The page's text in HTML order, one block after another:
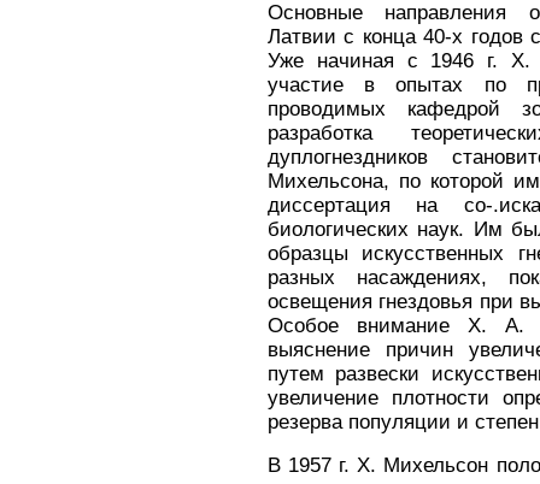
Основные направления
Латвии с конца 40-х
Уже начиная с 1946 г. X.
участие в опытах по
проводимых кафедрой
разработка
дуплогнездников
Михельсона, по которой
диссертация на со-
биологических наук. Им
образцы искусственных
разных насаждениях,
освещения гнездовья при
Особое внимание X. А.
выяснение причин
путем развески
увеличение плотности
резерва популяции и
В 1957 г. X. Михельсон